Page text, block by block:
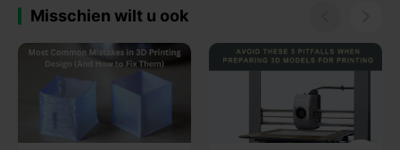
Misschien wilt u ook